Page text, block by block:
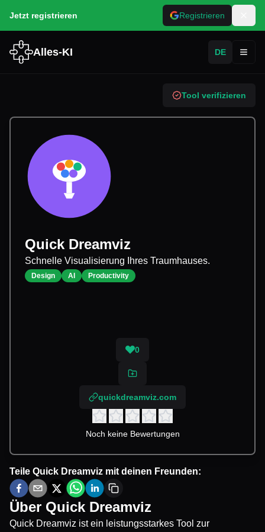
Jetzt registrieren Registrieren
Alles-KI DE
Tool verifizieren
Quick Dreamviz
Schnelle Visualisierung Ihres Traumhauses.
Design AI Productivity
0
quickdreamviz.com
Noch keine Bewertungen
Teile Quick Dreamviz mit deinen Freunden:
Über Quick Dreamviz
Quick Dreamviz ist ein leistungsstarkes Tool zur